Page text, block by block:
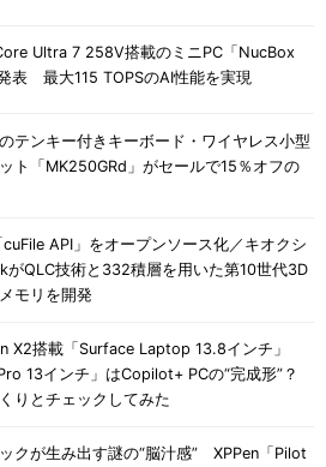
Ultra 7 258V搭載のミニPC「NucBox
表 最大115 TOPSのAI性能を実現
テンキー付きキーボード・ワイヤレス小型
ト「MK250GRd」がセールで15％オフの
API」をオープンソース化／キオクシ
がQLC技術と332積層を用いた第10世代3D
モリを開発
X2搭載「Surface Laptop 13.8インチ」
13インチ」はCopilot+ PCの“完成形”？
りとチェックしてみた
クが生み出す謎の“脳汁感” XPPen「Pilot